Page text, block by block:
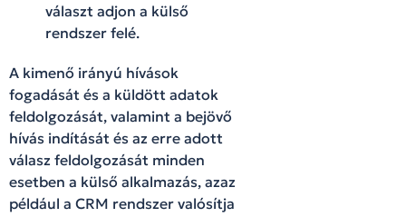
választ adjon a külső
rendszer felé.
A kimenő irányú hívások
fogadását és a küldött adatok
feldolgozását, valamint a bejövő
hívás indítását és az erre adott
válasz feldolgozását minden
esetben a külső alkalmazás, azaz
például a CRM rendszer valósítja